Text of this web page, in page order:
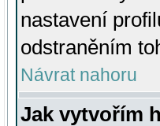
nastavení
odstraněním
Návrat nahoru
Jak vytvořím